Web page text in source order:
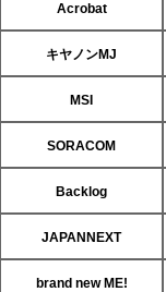
Acrobat
キヤノンMJ
MSI
SORACOM
Backlog
JAPANNEXT
brand new ME!